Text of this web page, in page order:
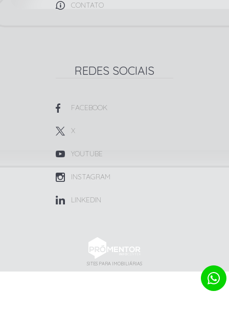
CONTATO
REDES SOCIAIS
FACEBOOK
X
YOUTUBE
INSTAGRAM
LINKEDIN
SITES PARA IMOBILIÁRIAS